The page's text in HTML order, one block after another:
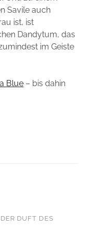
Savile auch
ist, ist
Dandytum, das
im Geiste
Blue– bis dahin
DUFT DES